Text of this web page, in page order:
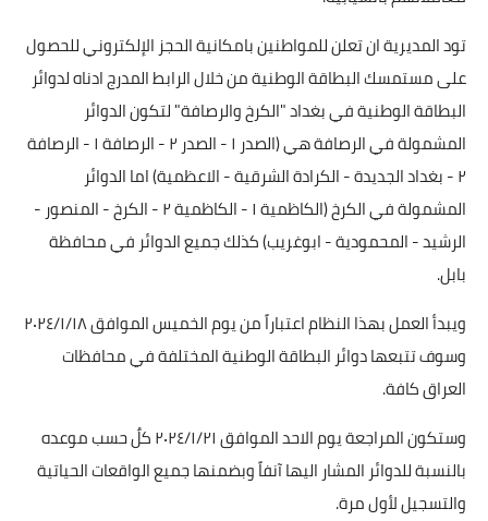
تود المديرية ان تعلن للمواطنين بامكانية الحجز الإلكتروني للحصول
على مستمسك البطاقة الوطنية من خلال الرابط المدرج ادناه لدوائر
البطاقة الوطنية في بغداد "الكرخ والرصافة" لتكون الدوائر
المشمولة في الرصافة هي (الصدر ١ - الصدر ٢ - الرصافة ١ - الرصافة
٢ - بغداد الجديدة - الكرادة الشرقية - الاعظمية) اما الدوائر
المشمولة في الكرخ (الكاظمية ١ - الكاظمية ٢ - الكرخ - المنصور -
الرشيد - المحمودية - ابوغريب) كذلك جميع الدوائر في محافظة
بابل.
ويبدأ العمل بهذا النظام اعتباراً من يوم الخميس الموافق ٢٠٢٤/١/١٨
وسوف تتبعها دوائر البطاقة الوطنية المختلفة في محافظات
العراق كافة.
وستكون المراجعة يوم الاحد الموافق ٢٠٢٤/١/٢١ كلٌ حسب موعده
بالنسبة للدوائر المشار اليها آنفاً وبضمنها جميع الواقعات الحياتية
والتسجيل لأول مرة.